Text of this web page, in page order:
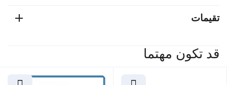
تقيمات
قد تكون مهتما